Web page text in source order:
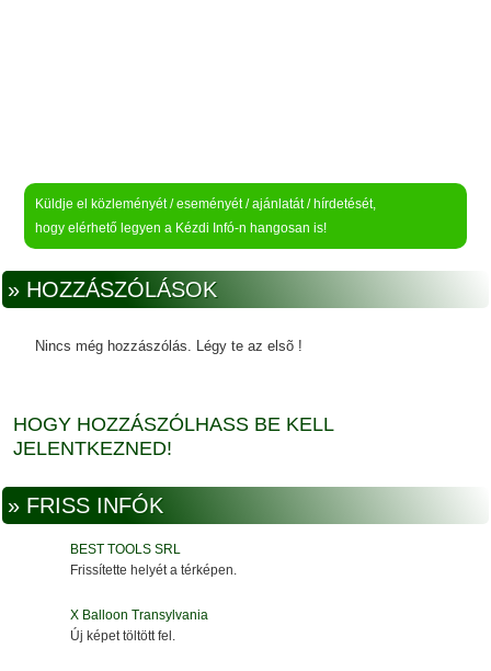
Küldje el közleményét / eseményét / ajánlatát / hírdetését,
hogy elérhető legyen a Kézdi Infó-n hangosan is!
» HOZZÁSZÓLÁSOK
Nincs még hozzászólás. Légy te az elsõ !
HOGY HOZZÁSZÓLHASS BE KELL
JELENTKEZNED!
» FRISS INFÓK
BEST TOOLS SRL
Frissítette helyét a térképen.
X Balloon Transylvania
Új képet töltött fel.